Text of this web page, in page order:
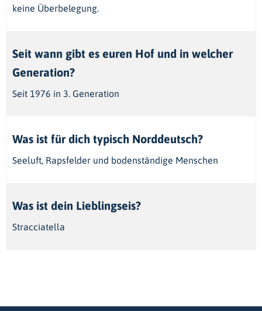
keine Überbelegung.
Seit wann gibt es euren Hof und in welcher
Generation?
Seit 1976 in 3. Generation
Was ist für dich typisch Norddeutsch?
Seeluft, Rapsfelder und bodenständige Menschen
Was ist dein Lieblingseis?
Stracciatella